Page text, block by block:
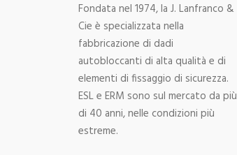
Fondata nel 1974, la J. Lanfranco &
Cie è specializzata nella
fabbricazione di dadi
autobloccanti di alta qualità e di
elementi di fissaggio di sicurezza.
ESL e ERM sono sul mercato da più
di 40 anni, nelle condizioni più
estreme.